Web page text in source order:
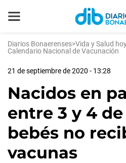
Diarios Bonaerenses>Vida y Salud
Calendario Nacional de Vacunación
21 de septiembre de 2020 - 13:28
Nacidos en
entre 3 y 4 de
bebés no
vacunas